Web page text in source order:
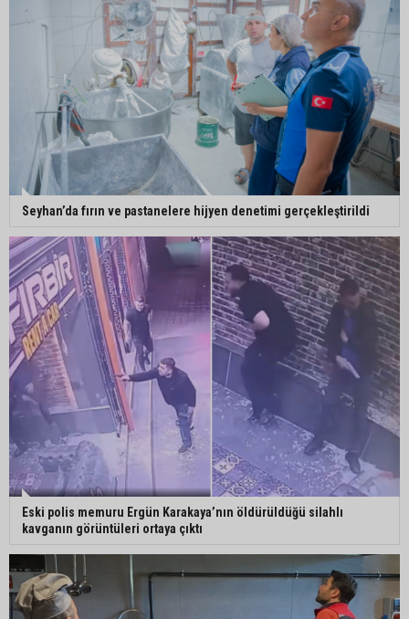
Adanalı sanatçıdan üzücü haber: Konserlerine
ara verdi
Büyükşehirden üreticiye 168 adet süt sağım
makinesi
Seyhan’da fırın ve pastanelere hijyen denetimi gerçekleştirildi
Eski polis memuru Ergün Karakaya’nın öldürüldüğü silahlı
kavganın görüntüleri ortaya çıktı